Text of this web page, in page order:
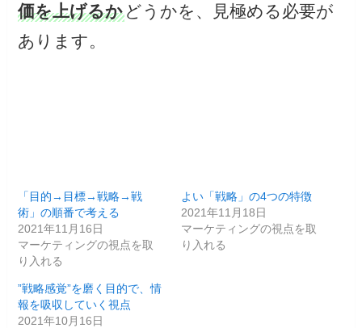
価を上げるか どうかを、見極める必要が
あります。
「目的→目標→戦略→戦
術」の順番で考える
2021年11月16日
マーケティングの視点を取
り入れる
よい「戦略」の4つの特徴
2021年11月18日
マーケティングの視点を取
り入れる
”戦略感覚”を磨く目的で、情
報を吸収していく視点
2021年10月16日